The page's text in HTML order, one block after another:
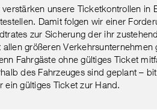
verstärken unsere Ticketkontrollen in
Damit folgen wir einer
zur Sicherung der ihr
größeren Verkehrsunternehmen
Fahrgäste ohne gültiges Ticket
des Fahrzeuges sind geplant –
ein gültiges Ticket zur Hand.